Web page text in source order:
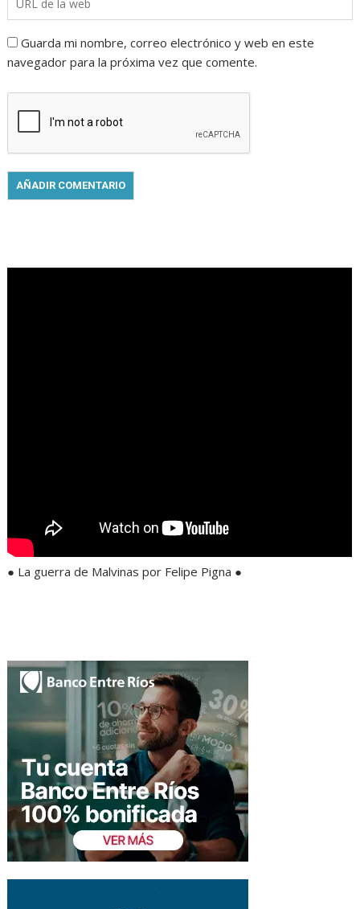
Guarda mi nombre, correo electrónico y web en este
navegador para la próxima vez que comente.
● La guerra de Malvinas por Felipe Pigna ●